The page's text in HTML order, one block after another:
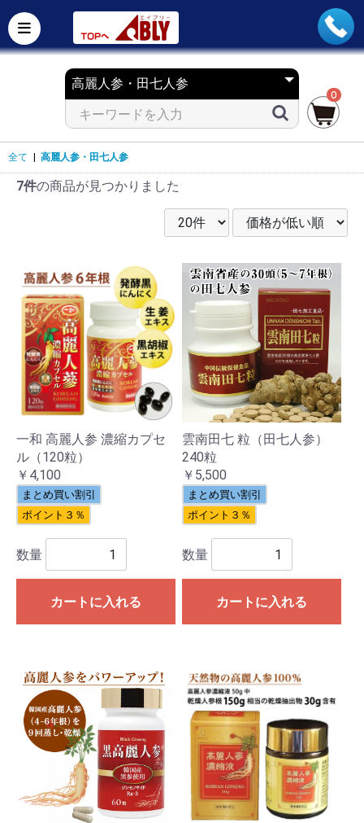
0
全て 高麗人参・田七人参
7件の商品が見つかりました
一和 高麗人参 濃縮カプセ
ル（120粒）
￥4,100
まとめ買い割引
ポイント３％
数量
カートに入れる
雲南田七 粒（田七人参）
240粒
￥5,500
まとめ買い割引
ポイント３％
数量
カートに入れる